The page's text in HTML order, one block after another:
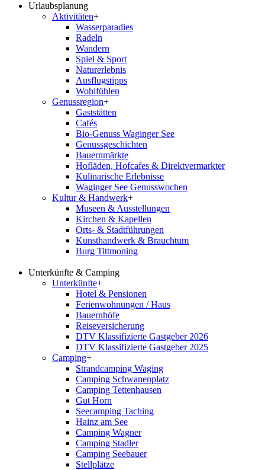
Urlaubsplanung
Aktivitäten+
Wasserparadies
Radeln
Wandern
Spiel & Sport
Naturerlebnis
Ausflugstipps
Wohlfühlen
Genussregion+
Gaststätten
Cafés
Bio-Genuss Waginger See
Genussgeschichten
Bauernmärkte
Hofläden, Hofcafes & Direktvermarkter
Kulinarische Erlebnisse
Waginger See Genusswochen
Kultur & Handwerk+
Museen & Ausstellungen
Kirchen & Kapellen
Orts- & Stadtführungen
Kunsthandwerk & Brauchtum
Burg Tittmoning
Unterkünfte & Camping
Unterkünfte+
Hotel & Pensionen
Ferienwohnungen / Haus
Bauernhöfe
Reiseversicherung
DTV Klassifizierte Gastgeber 2026
DTV Klassifizierte Gastgeber 2025
Camping+
Strandcamping Waging
Camping Schwanenplatz
Camping Tettenhausen
Gut Horn
Seecamping Taching
Hainz am See
Camping Wagner
Camping Stadler
Camping Seebauer
Stellplätze